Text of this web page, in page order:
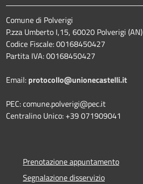
Comune di Polverigi
P.zza Umberto I,15, 60020 Polverigi (AN)
Codice Fiscale: 00168450427
Partita IVA: 00168450427
Email: protocollo@unionecastelli.it
PEC: comune.polverigi@pec.it
Centralino Unico: +39 071909041
Prenotazione appuntamento
Segnalazione disservizio